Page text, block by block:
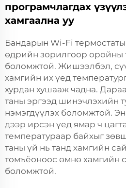
програмчлагдах
хамгаална уу
Бандарын Wi-Fi
өдрийн зорилгоор оройны
боломжтой. Жишээлбэл,
хамгийн их үед
хурдан хушааж чадна.
таны эргээд шинэчлэхийн
нэмэгдүүлэх боломжтой.
дээр ирсэн үед ямар ч
температураар байхыг
таны үй нь танд хамгийн
томъёоноос өмнө хамгийн
боломжтой.